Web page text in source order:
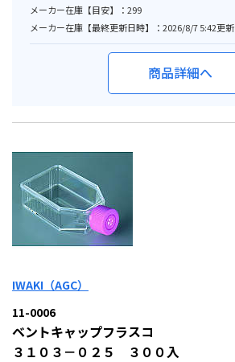
メーカー在庫【目安】：299
メーカー在庫【最終更新日時】：2026/8/7 5:42更新
商品詳細へ
IWAKI（AGC）
11-0006
ベントキャップフラスコ
３１０３－０２５ ３００入